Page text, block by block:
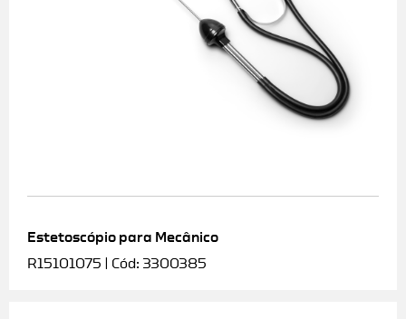
Estetoscópio para Mecânico
R15101075 | Cód: 3300385